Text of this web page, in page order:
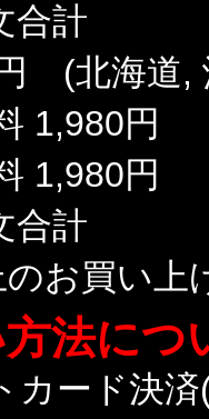
合計
(北海道,
1,980円
1,980円
合計
お買い上
法につ
カード決